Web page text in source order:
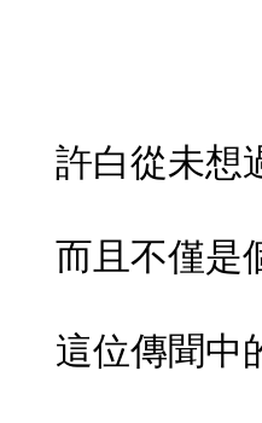
許白從未想過
而且不僅是個
這位傳聞中的